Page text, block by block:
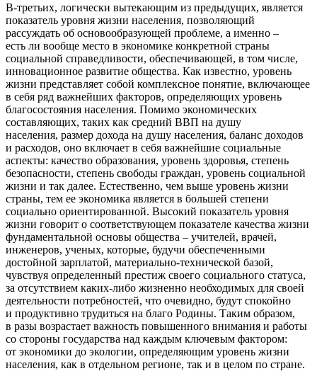
В-третьих, логически вытекающим из предыдущих, является
показатель уровня жизни населения, позволяющий
рассуждать об основообразующей проблеме, а именно –
есть ли вообще место в экономике конкретной страны
социальной справедливости, обеспечивающей, в том числе,
инновационное развитие общества. Как известно, уровень
жизни представляет собой комплексное понятие, включающее
в себя ряд важнейших факторов, определяющих уровень
благосостояния населения. Помимо экономических
составляющих, таких как средний ВВП на душу
населения, размер дохода на душу населения, баланс доходов
и расходов, оно включает в себя важнейшие социальные
аспекты: качество образования, уровень здоровья, степень
безопасности, степень свободы граждан, уровень социальной
жизни и так далее. Естественно, чем выше уровень жизни
страны, тем ее экономика является в большей степени
социально ориентированной. Высокий показатель уровня
жизни говорит о соответствующем показателе качества жизни
фундаментальной основы общества – учителей, врачей,
инженеров, ученых, которые, будучи обеспеченными
достойной зарплатой, материально-технической базой,
чувствуя определенный престиж своего социального статуса,
за отсутствием каких-либо жизненно необходимых для своей
деятельности потребностей, что очевидно, будут спокойно
и продуктивно трудиться на благо Родины. Таким образом,
в разы возрастает важность повышенного внимания и работы
со стороны государства над каждым ключевым фактором:
от экономики до экологии, определяющим уровень жизни
населения, как в отдельном регионе, так и в целом по стране.